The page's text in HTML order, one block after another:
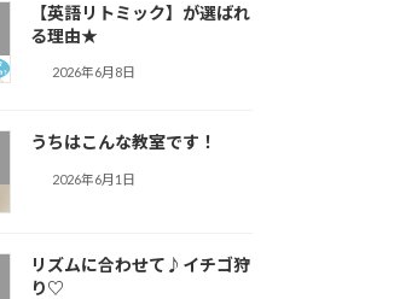
【英語リトミック】が選ばれ
る理由★
2026年6月8日
うちはこんな教室です！
2026年6月1日
リズムに合わせて♪︎イチゴ狩
り♡